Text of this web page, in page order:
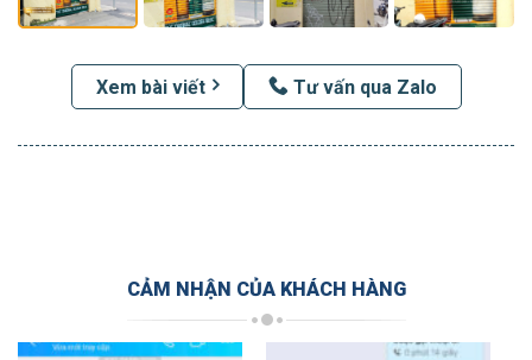
Xem bài viết Tư vấn qua Zalo
CẢM NHẬN CỦA KHÁCH HÀNG